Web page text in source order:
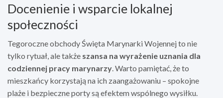
Docenienie i wsparcie lokalnej
społeczności
Tegoroczne obchody Święta Marynarki Wojennej to nie
tylko rytuał, ale także szansa na wyrażenie uznania dla
codziennej pracy marynarzy . Warto pamiętać, że to
mieszkańcy korzystają na ich zaangażowaniu – spokojne
plaże i bezpieczne porty są efektem wspólnego wysiłku.